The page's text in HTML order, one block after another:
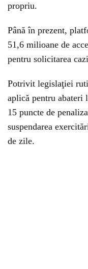
propriu.
Până în prezent,
51,6 milioane de
pentru solicitarea
Potrivit legislaţiei
aplică pentru abateri
15 puncte de
suspendarea
de zile.